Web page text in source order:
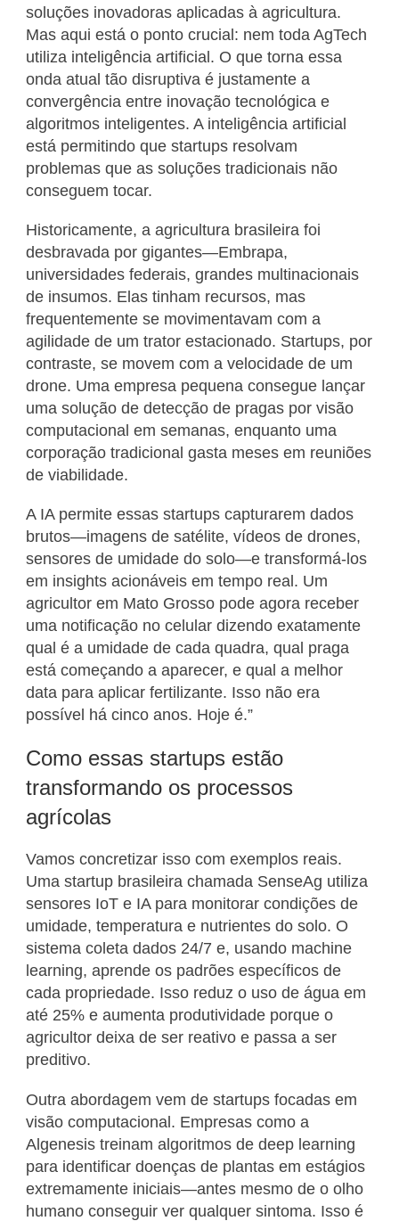
soluções inovadoras aplicadas à agricultura.
Mas aqui está o ponto crucial: nem toda AgTech
utiliza inteligência artificial. O que torna essa
onda atual tão disruptiva é justamente a
convergência entre inovação tecnológica e
algoritmos inteligentes. A inteligência artificial
está permitindo que startups resolvam
problemas que as soluções tradicionais não
conseguem tocar.
Historicamente, a agricultura brasileira foi
desbravada por gigantes—Embrapa,
universidades federais, grandes multinacionais
de insumos. Elas tinham recursos, mas
frequentemente se movimentavam com a
agilidade de um trator estacionado. Startups, por
contraste, se movem com a velocidade de um
drone. Uma empresa pequena consegue lançar
uma solução de detecção de pragas por visão
computacional em semanas, enquanto uma
corporação tradicional gasta meses em reuniões
de viabilidade.
A IA permite essas startups capturarem dados
brutos—imagens de satélite, vídeos de drones,
sensores de umidade do solo—e transformá-los
em insights acionáveis em tempo real. Um
agricultor em Mato Grosso pode agora receber
uma notificação no celular dizendo exatamente
qual é a umidade de cada quadra, qual praga
está começando a aparecer, e qual a melhor
data para aplicar fertilizante. Isso não era
possível há cinco anos. Hoje é.”
Como essas startups estão
transformando os processos
agrícolas
Vamos concretizar isso com exemplos reais.
Uma startup brasileira chamada SenseAg utiliza
sensores IoT e IA para monitorar condições de
umidade, temperatura e nutrientes do solo. O
sistema coleta dados 24/7 e, usando machine
learning, aprende os padrões específicos de
cada propriedade. Isso reduz o uso de água em
até 25% e aumenta produtividade porque o
agricultor deixa de ser reativo e passa a ser
preditivo.
Outra abordagem vem de startups focadas em
visão computacional. Empresas como a
Algenesis treinam algoritmos de deep learning
para identificar doenças de plantas em estágios
extremamente iniciais—antes mesmo de o olho
humano conseguir ver qualquer sintoma. Isso é